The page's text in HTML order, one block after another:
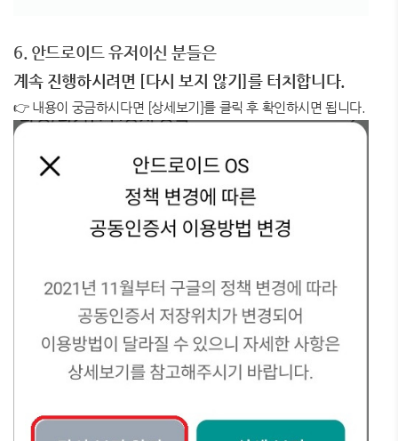
6. 안드로이드 유저이신 분들은
계속 진행하시려면 [다시 보지 않기]를 터치합니다.
👉 내용이 궁금하시다면 [상세보기]를 클릭 후 확인하시면 됩니다.